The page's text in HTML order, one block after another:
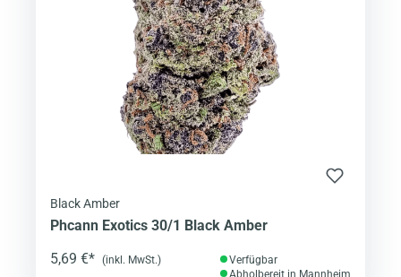
Black Amber
Phcann Exotics 30/1 Black Amber
5,69 €* (inkl. MwSt.)
Verfügbar
Abholbereit in Mannheim